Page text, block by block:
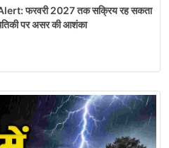
फरवरी 2027 तक सक्रिय रह सकता
पर असर की आशंका